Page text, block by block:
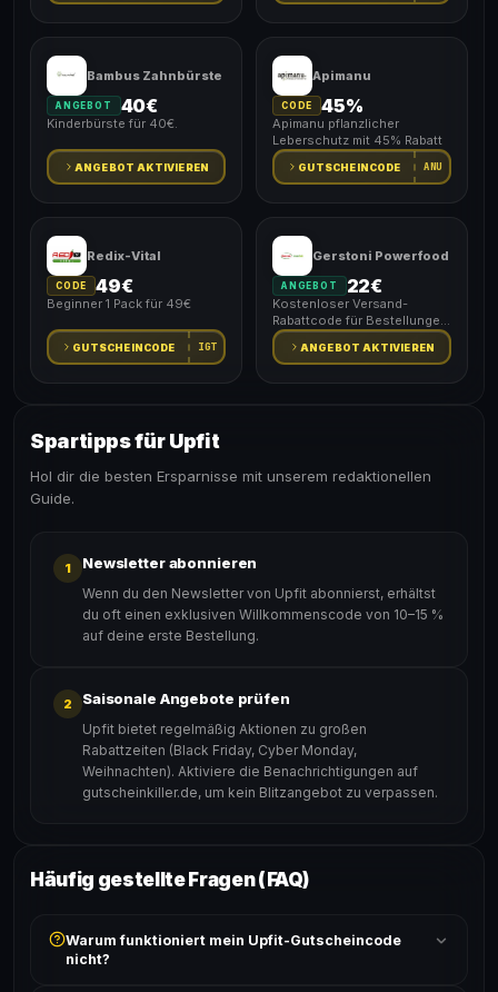
Bambus Zahnbürste
ANGEBOT 40€
Kinderbürste für 40€.
ANGEBOT AKTIVIEREN
Apimanu
CODE 45%
Apimanu pflanzlicher
Leberschutz mit 45% Rabatt
GUTSCHEINCODE ANU
Redix-Vital
CODE 49€
Beginner 1 Pack für 49€
GUTSCHEINCODE IGT
Gerstoni Powerfood
ANGEBOT 22€
Kostenloser Versand-
Rabattcode für Bestellungen
über 22€
ANGEBOT AKTIVIEREN
Spartipps für Upfit
Hol dir die besten Ersparnisse mit unserem redaktionellen
Guide.
1 Newsletter abonnieren
Wenn du den Newsletter von Upfit abonnierst, erhältst
du oft einen exklusiven Willkommenscode von 10–15 %
auf deine erste Bestellung.
2 Saisonale Angebote prüfen
Upfit bietet regelmäßig Aktionen zu großen
Rabattzeiten (Black Friday, Cyber Monday,
Weihnachten). Aktiviere die Benachrichtigungen auf
gutscheinkiller.de, um kein Blitzangebot zu verpassen.
Häufig gestellte Fragen (FAQ)
Warum funktioniert mein Upfit-Gutscheincode
nicht?